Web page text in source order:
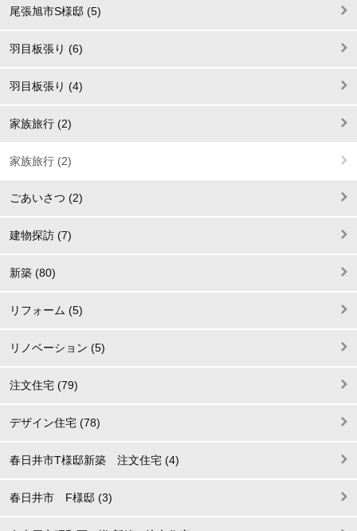
尾張旭市S様邸 (5)
羽目板張り (6)
羽目板張り (4)
家族旅行 (2)
家族旅行 (2)
ごあいさつ (2)
建物探訪 (7)
新築 (80)
リフォーム (5)
リノベーション (5)
注文住宅 (79)
デザイン住宅 (78)
春日井市T様邸新築 注文住宅 (4)
春日井市 F様邸 (3)